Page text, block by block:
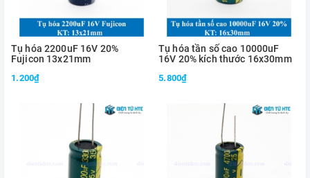
Tụ hóa 2200uF 16V 20%
Fujicon 13x21mm
1.200₫
Tụ hóa tần số cao 10000uF
16V 20% kích thước 16x30mm
5.800₫